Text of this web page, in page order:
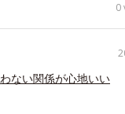
0
ない関係が心地いい